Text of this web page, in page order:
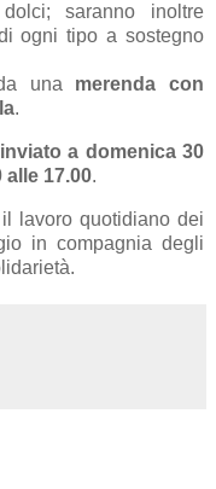
saranno inoltre
ogni tipo a sostegno
una merenda con
.
a domenica 30
alle 17.00.
lavoro quotidiano dei
in compagnia degli